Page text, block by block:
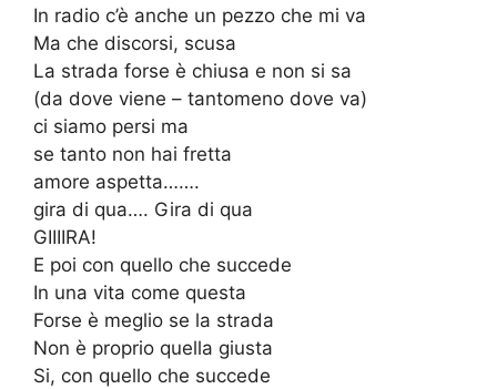
In radio c’è anche un pezzo che mi va
Ma che discorsi, scusa
La strada forse è chiusa e non si sa
(da dove viene – tantomeno dove va)
ci siamo persi ma
se tanto non hai fretta
amore aspetta…….
gira di qua…. Gira di qua
GIIIIRA!
E poi con quello che succede
In una vita come questa
Forse è meglio se la strada
Non è proprio quella giusta
Si, con quello che succede